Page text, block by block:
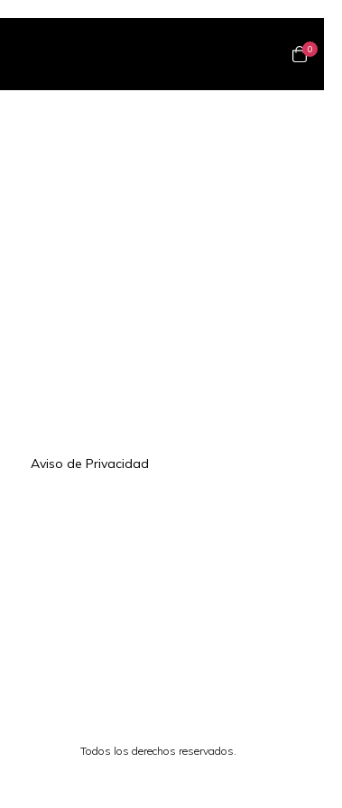
0
Aviso de Privacidad
Todos los derechos reservados.